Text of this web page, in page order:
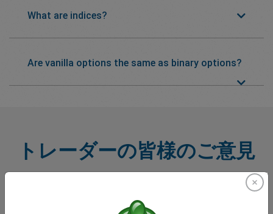
What are indices?
Are vanilla options the same as binary options?
トレーダーの皆様のご意見